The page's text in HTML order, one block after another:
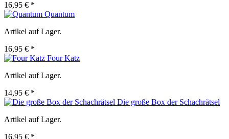
16,95 € *
Quantum
Artikel auf Lager.
16,95 € *
Four Katz
Artikel auf Lager.
14,95 € *
Die große Box der Schachrätsel
Artikel auf Lager.
16,95 € *